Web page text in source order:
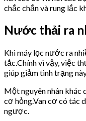
chắc chắn và rung lắc
Nước thải ra
Khi máy lọc nước ra
tắc.Chính vì vậy, việc
giúp giảm tình trạng
Một nguyên nhân khác
cơ hỏng.Van cơ có tác
ngược.